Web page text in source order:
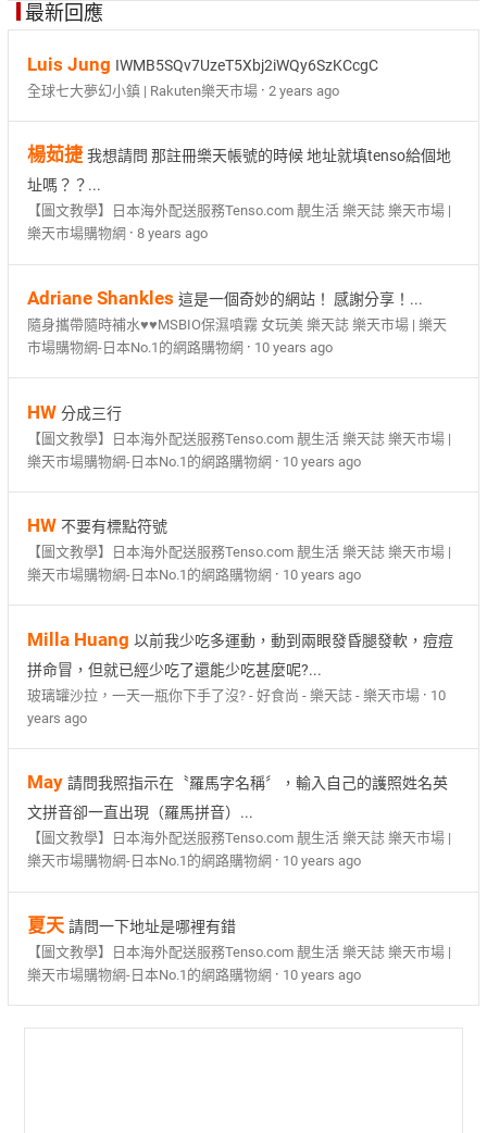
最新回應
Luis Jung IWMB5SQv7UzeT5Xbj2iWQy6SzKCcgC
全球七大夢幻小鎮 | Rakuten樂天市場 ·2 years ago
楊茹捷 我想請問 那註冊樂天帳號的時候 地址就填tenso給個地
址嗎？？...
【圖文教學】日本海外配送服務Tenso.com 靚生活 樂天誌 樂天市場 |
樂天市場購物網 ·8 years ago
Adriane Shankles 這是一個奇妙的網站！ 感謝分享！...
隨身攜帶隨時補水♥♥MSBIO保濕噴霧 女玩美 樂天誌 樂天市場 | 樂天
市場購物網-日本No.1的網路購物網 · 10 years ago
HW 分成三行
【圖文教學】日本海外配送服務Tenso.com 靚生活 樂天誌 樂天市場 |
樂天市場購物網-日本No.1的網路購物網 · 10 years ago
HW 不要有標點符號
【圖文教學】日本海外配送服務Tenso.com 靚生活 樂天誌 樂天市場 |
樂天市場購物網-日本No.1的網路購物網 · 10 years ago
Milla Huang 以前我少吃多運動，動到兩眼發昏腿發軟，痘痘
拼命冒，但就已經少吃了還能少吃甚麼呢?...
玻璃罐沙拉，一天一瓶你下手了沒? - 好食尚 - 樂天誌 - 樂天市場 · 10
years ago
May 請問我照指示在〝羅馬字名稱〞，輸入自己的護照姓名英
文拼音卻一直出現（羅馬拼音）...
【圖文教學】日本海外配送服務Tenso.com 靚生活 樂天誌 樂天市場 |
樂天市場購物網-日本No.1的網路購物網 · 10 years ago
夏天 請問一下地址是哪裡有錯
【圖文教學】日本海外配送服務Tenso.com 靚生活 樂天誌 樂天市場 |
樂天市場購物網-日本No.1的網路購物網 · 10 years ago